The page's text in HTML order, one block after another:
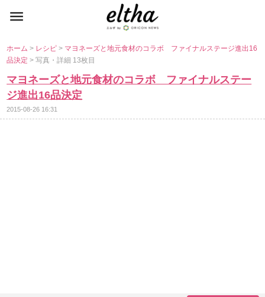
ホーム> レシピ> マヨネーズと地元食材のコラボ ファイナルステージ進出16
品決定> 写真・詳細 13枚目
マヨネーズと地元食材のコラボ ファイナルステー
ジ進出16品決定
2015-08-26 16:31